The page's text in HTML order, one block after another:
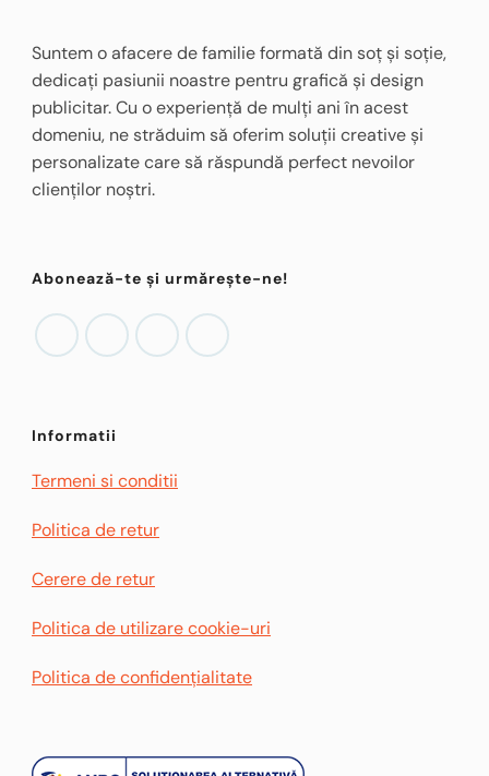
Suntem o afacere de familie formată din soț și soție,
dedicați pasiunii noastre pentru grafică și design
publicitar. Cu o experiență de mulți ani în acest
domeniu, ne străduim să oferim soluții creative și
personalizate care să răspundă perfect nevoilor
clienților noștri.
Abonează-te și urmărește-ne!
Informatii
Termeni si conditii
Politica de retur
Cerere de retur
Politica de utilizare cookie-uri
Politica de confidențialitate